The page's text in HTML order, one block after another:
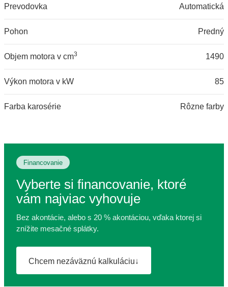
Prevodovka Automatická
Pohon Predný
Objem motora v cm3 1490
Výkon motora v kW 85
Farba karosérie Rôzne farby
Financovanie
Vyberte si financovanie, ktoré
vám najviac vyhovuje
Bez akontácie, alebo s 20 % akontáciou, vďaka ktorej si
znížite mesačné splátky.
Chcem nezáväznú kalkuláciu↓